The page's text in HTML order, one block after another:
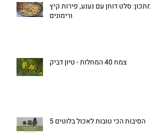
מתכון: סלט דוחן עם נענע, פירות קיץ
ורימונים
צמח 40 המחלות - טיון דביק
5 הסיבות הכי טובות לאכול בלוטים